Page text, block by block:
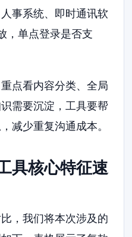
事系统、即时通讯软
，单点登录是否支
点看内容分类、全局
需要沉淀，工具要帮
减少重复沟通成本。
具核心特征速
，我们将本次涉及的